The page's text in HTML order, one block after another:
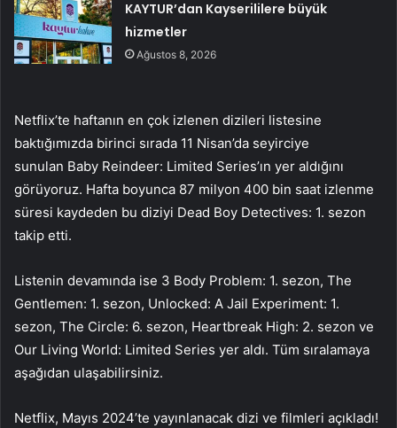
KAYTUR’dan Kayserililere büyük
hizmetler
Ağustos 8, 2026
Netflix’te haftanın en çok izlenen dizileri listesine
baktığımızda birinci sırada 11 Nisan’da seyirciye
sunulan Baby Reindeer: Limited Series’ın yer aldığını
görüyoruz. Hafta boyunca 87 milyon 400 bin saat izlenme
süresi kaydeden bu diziyi Dead Boy Detectives: 1. sezon
takip etti.
Listenin devamında ise 3 Body Problem: 1. sezon, The
Gentlemen: 1. sezon, Unlocked: A Jail Experiment: 1.
sezon, The Circle: 6. sezon, Heartbreak High: 2. sezon ve
Our Living World: Limited Series yer aldı. Tüm sıralamaya
aşağıdan ulaşabilirsiniz.
Netflix, Mayıs 2024’te yayınlanacak dizi ve filmleri açıkladı!